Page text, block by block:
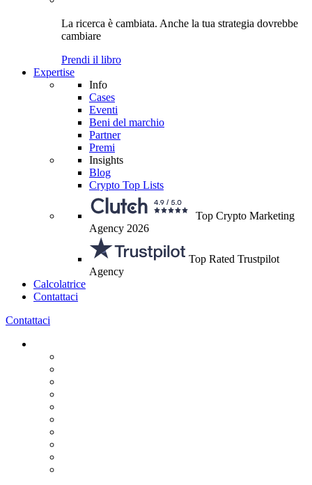
La ricerca è cambiata. Anche la tua strategia dovrebbe
cambiare
Prendi il libro
Expertise
Info
Cases
Eventi
Beni del marchio
Partner
Premi
Insights
Blog
Crypto Top Lists
Top Crypto Marketing
Agency 2026
Top Rated Trustpilot
Agency
Calcolatrice
Contattaci
Contattaci